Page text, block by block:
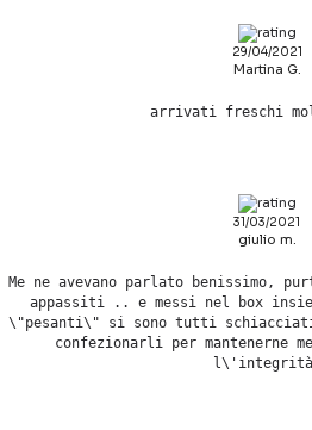
29/04/2021
Martina G.
arrivati freschi
31/03/2021
giulio m.
Me ne avevano parlato benissimo,
appassiti .. e messi nel box
\"pesanti\" si sono tutti
confezionarli per mantenerne